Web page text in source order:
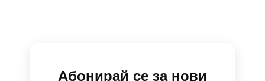
Абонирай се за нови